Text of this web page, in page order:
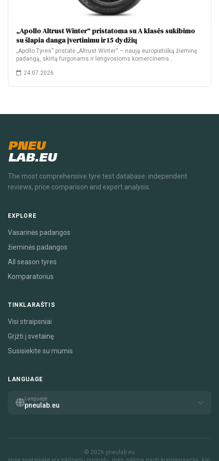
„Apollo Altrust Winter“ pristatoma su A klasės sukibimo
su šlapia danga įvertinimu ir 15 dydžių
„Apollo Tyres“ pristatė „Altrust Winter“ – naują europietišką žieminę
padangą, skirtą furgonams ir lengvosioms komercinėms…
24.07.2026
PNEU
LAB.EU
The most comprehensive tyre test database. independent
reviews, price comparison and expert analysis.
EXPLORE
Vasarinės padangos
žieminės padangos
All season tyres
Komparatorius
TINKLARAŠTIS
Visi straipsniai
Grįžti į svetainę
Susisiekite su mumis
LANGUAGE
Language
pneulab.eu
© 2026 pneulab.eu